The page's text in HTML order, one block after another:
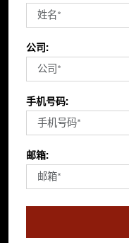
公司:
手机号码:
邮箱: